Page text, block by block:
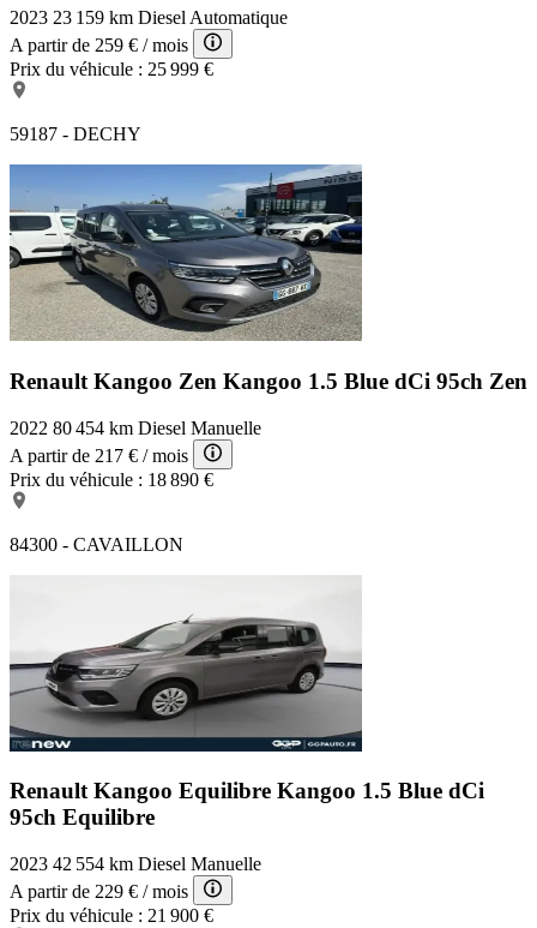
2023 23 159 km Diesel Automatique
A partir de 259 € / mois
Prix du véhicule : 25 999 €
59187 - DECHY
Renault Kangoo Zen Kangoo 1.5 Blue dCi 95ch Zen
2022 80 454 km Diesel Manuelle
A partir de 217 € / mois
Prix du véhicule : 18 890 €
84300 - CAVAILLON
Renault Kangoo Equilibre Kangoo 1.5 Blue dCi
95ch Equilibre
2023 42 554 km Diesel Manuelle
A partir de 229 € / mois
Prix du véhicule : 21 900 €